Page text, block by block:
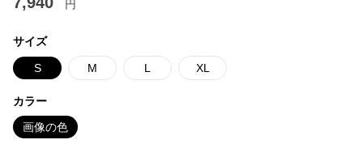
円
サイズ
S M L XL
カラー
画像の色